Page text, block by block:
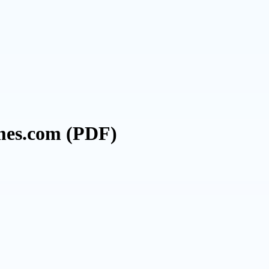
(PDF)